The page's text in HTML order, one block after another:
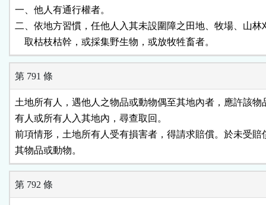
一、他人有通行權者。
二、依地方習慣，任他人入其未設圍障之田地、牧場、山林
    取枯枝枯幹，或採集野生物，或放牧牲畜者。
第 791 條
土地所有人，遇他人之物品或動物偶至其地內者，應許該物
有人或所有人入其地內，尋查取回。
前項情形，土地所有人受有損害者，得請求賠償。於未受賠
其物品或動物。
第 792 條